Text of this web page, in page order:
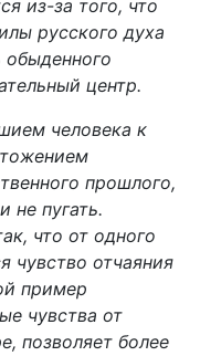
из-за того, что
русского духа
обыденного
центр.
человека к
прошлого,
не пугать.
что от одного
чувство отчаяния
пример
чувства от
позволяет более